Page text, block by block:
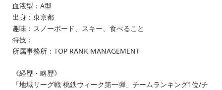
血液型：A型
出身：東京都
趣味：スノーボード、スキー、食べること
特技：
所属事務所：TOP RANK MANAGEMENT
《経歴・略歴》
「地域リーグ戦 桃鉄ウィーク第一弾」チームランキング1位/チ